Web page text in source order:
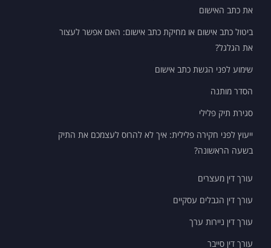
את כתב האישום
ביטול כתב אישום או מחיקת כתב אישום: האם אפשר לעצור
את הגלגל?
שימוע לפני הגשת כתב אישום
הסדר מותנה
סגירת תיק פלילי
ייעוץ לפני חקירה פלילית: איך לא להרוס לעצמכם את התיק
בשעה הראשונה?
עורך דין מעצרים
עורך דין הגבלים עסקיים
עורך דין ניירות ערך
עורך דין סייבר